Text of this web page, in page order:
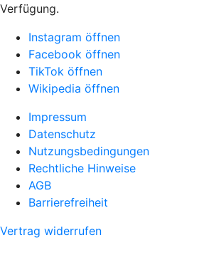
Verfügung.
Instagram öffnen
Facebook öffnen
TikTok öffnen
Wikipedia öffnen
Impressum
Datenschutz
Nutzungsbedingungen
Rechtliche Hinweise
AGB
Barrierefreiheit
Vertrag widerrufen